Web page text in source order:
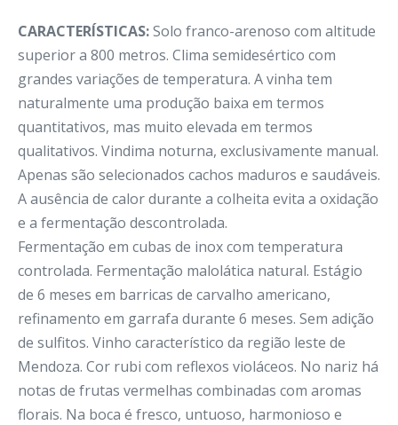
CARACTERÍSTICAS:Solo franco-arenoso com altitude
superior a 800 metros. Clima semidesértico com
grandes variações de temperatura. A vinha tem
naturalmente uma produção baixa em termos
quantitativos, mas muito elevada em termos
qualitativos. Vindima noturna, exclusivamente manual.
Apenas são selecionados cachos maduros e saudáveis.
A ausência de calor durante a colheita evita a oxidação
e a fermentação descontrolada.
Fermentação em cubas de inox com temperatura
controlada. Fermentação malolática natural. Estágio
de 6 meses em barricas de carvalho americano,
refinamento em garrafa durante 6 meses. Sem adição
de sulfitos. Vinho característico da região leste de
Mendoza. Cor rubi com reflexos violáceos. No nariz há
notas de frutas vermelhas combinadas com aromas
florais. Na boca é fresco, untuoso, harmonioso e